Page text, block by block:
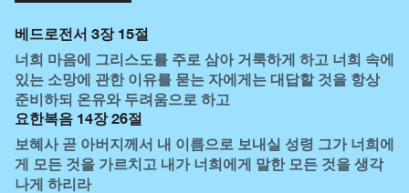
베드로전서 3장 15절
너희 마음에 그리스도를 주로 삼아 거룩하게 하고 너희 속에
있는 소망에 관한 이유를 묻는 자에게는 대답할 것을 항상
준비하되 온유와 두려움으로 하고
요한복음 14장 26절
보혜사 곧 아버지께서 내 이름으로 보내실 성령 그가 너희에
게 모든 것을 가르치고 내가 너희에게 말한 모든 것을 생각
나게 하리라